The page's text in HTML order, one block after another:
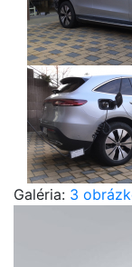
Galéria: 3